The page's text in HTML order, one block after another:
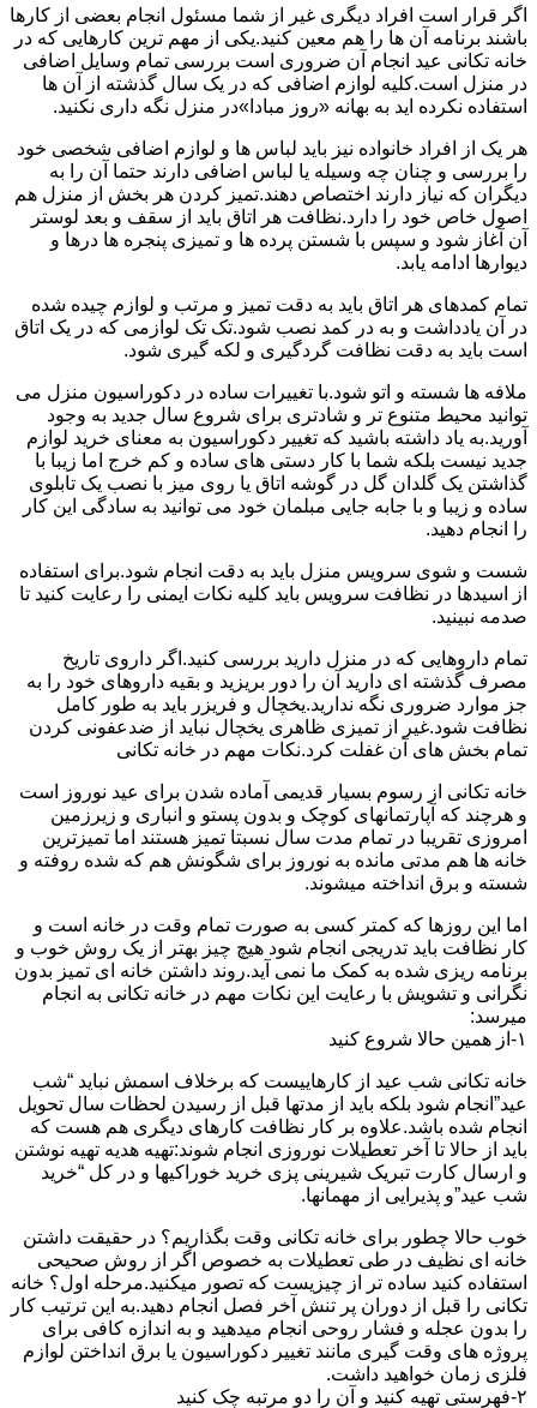
اگر قرار است افراد دیگری غیر از شما مسئول انجام بعضی از کارها
باشند برنامه آن ها را هم معین کنید.یکی از مهم ترین کارهایی که در
خانه تکانی عید انجام آن ضروری است بررسی تمام وسایل اضافی
در منزل است.کلیه لوازم اضافی که در یک سال گذشته از آن ها
استفاده نکرده اید به بهانه «روز مبادا»در منزل نگه داری نکنید.
هر یک از افراد خانواده نیز باید لباس ها و لوازم اضافی شخصی خود
را بررسی و چنان چه وسیله یا لباس اضافی دارند حتما آن را به
دیگران که نیاز دارند اختصاص دهند.تمیز کردن هر بخش از منزل هم
اصول خاص خود را دارد.نظافت هر اتاق باید از سقف و بعد لوستر
آن آغاز شود و سپس با شستن پرده ها و تمیزی پنجره ها درها و
دیوارها ادامه یابد.
تمام کمدهای هر اتاق باید به دقت تمیز و مرتب و لوازم چیده شده
در آن یادداشت و به در کمد نصب شود.تک تک لوازمی که در یک اتاق
است باید به دقت نظافت گردگیری و لکه گیری شود.
ملافه ها شسته و اتو شود.با تغییرات ساده در دکوراسیون منزل می
توانید محیط متنوع تر و شادتری برای شروع سال جدید به وجود
آورید.به یاد داشته باشید که تغییر دکوراسیون به معنای خرید لوازم
جدید نیست بلکه شما با کار دستی های ساده و کم خرج اما زیبا با
گذاشتن یک گلدان گل در گوشه اتاق یا روی میز با نصب یک تابلوی
ساده و زیبا و با جابه جایی مبلمان خود می توانید به سادگی این کار
را انجام دهید.
شست و شوی سرویس منزل باید به دقت انجام شود.برای استفاده
از اسیدها در نظافت سرویس باید کلیه نکات ایمنی را رعایت کنید تا
صدمه نبینید.
تمام داروهایی که در منزل دارید بررسی کنید.اگر داروی تاریخ
مصرف گذشته ای دارید آن را دور بریزید و بقیه داروهای خود را به
جز موارد ضروری نگه ندارید.یخچال و فریزر باید به طور کامل
نظافت شود.غیر از تمیزی ظاهری یخچال نباید از ضدعفونی کردن
تمام بخش های آن غفلت کرد.نکات مهم در خانه تکانی
خانه تکانی از رسوم بسیار قدیمی آماده شدن برای عید نوروز است
و هرچند که آپارتمانهای کوچک و بدون پستو و انباری و زیرزمین
امروزی تقریبا در تمام مدت سال نسبتا تمیز هستند اما تمیزترین
خانه ها هم مدتی مانده به نوروز برای شگونش هم که شده روفته و
شسته و برق انداخته میشوند.
اما این روزها که کمتر کسی به صورت تمام وقت در خانه است و
کار نظافت باید تدریجی انجام شود هیچ چیز بهتر از یک روش خوب و
برنامه ریزی شده به کمک ما نمی آید.روند داشتن خانه ای تمیز بدون
نگرانی و تشویش با رعایت این نکات مهم در خانه تکانی به انجام
میرسد:
۱-از همین حالا شروع کنید
خانه تکانی شب عید از کارهاییست که برخلاف اسمش نباید “شب
عید”انجام شود بلکه باید از مدتها قبل از رسیدن لحظات سال تحویل
انجام شده باشد.علاوه بر کار نظافت کارهای دیگری هم هست که
باید از حالا تا آخر تعطیلات نوروزی انجام شوند:تهیه هدیه تهیه نوشتن
و ارسال کارت تبریک شیرینی پزی خرید خوراکیها و در کل “خرید
شب عید”و پذیرایی از مهمانها.
خوب حالا چطور برای خانه تکانی وقت بگذاریم؟ در حقیقت داشتن
خانه ای نظیف در طی تعطیلات به خصوص اگر از روش صحیحی
استفاده کنید ساده تر از چیزیست که تصور میکنید.مرحله اول؟ خانه
تکانی را قبل از دوران پر تنش آخر فصل انجام دهید.به این ترتیب کار
را بدون عجله و فشار روحی انجام میدهید و به اندازه کافی برای
پروژه های وقت گیری مانند تغییر دکوراسیون یا برق انداختن لوازم
فلزی زمان خواهید داشت.
۲-فهرستی تهیه کنید و آن را دو مرتبه چک کنید